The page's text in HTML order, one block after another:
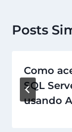
Posts
Como
SQL
usando